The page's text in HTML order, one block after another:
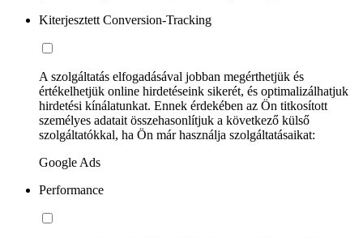
Kiterjesztett Conversion-Tracking
A szolgáltatás elfogadásával jobban megérthetjük és
értékelhetjük online hirdetéseink sikerét, és optimalizálhatjuk
hirdetési kínálatunkat. Ennek érdekében az Ön titkosított
személyes adatait összehasonlítjuk a következő külső
szolgáltatókkal, ha Ön már használja szolgáltatásaikat:
Google Ads
Performance